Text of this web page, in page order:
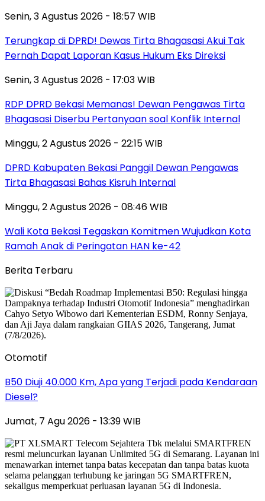
Senin, 3 Agustus 2026 - 18:57 WIB
Terungkap di DPRD! Dewas Tirta Bhagasasi Akui Tak
Pernah Dapat Laporan Kasus Hukum Eks Direksi
Senin, 3 Agustus 2026 - 17:03 WIB
RDP DPRD Bekasi Memanas! Dewan Pengawas Tirta
Bhagasasi Diserbu Pertanyaan soal Konflik Internal
Minggu, 2 Agustus 2026 - 22:15 WIB
DPRD Kabupaten Bekasi Panggil Dewan Pengawas
Tirta Bhagasasi Bahas Kisruh Internal
Minggu, 2 Agustus 2026 - 08:46 WIB
Wali Kota Bekasi Tegaskan Komitmen Wujudkan Kota
Ramah Anak di Peringatan HAN ke-42
Berita Terbaru
Otomotif
B50 Diuji 40.000 Km, Apa yang Terjadi pada Kendaraan
Diesel?
Jumat, 7 Agu 2026 - 13:39 WIB